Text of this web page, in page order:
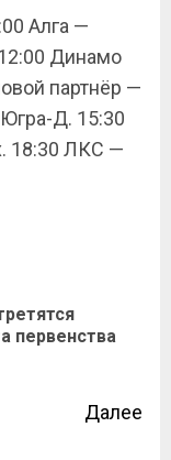
Алга —
Динамо
партнёр —
Д. 15:30
18:30 ЛКС —
первенства
Далее